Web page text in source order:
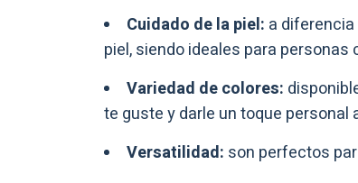
Cuidado de la piel: a
piel, siendo ideales para personas
Variedad de colores:
te guste y darle un toque personal
Versatilidad: son perfectos